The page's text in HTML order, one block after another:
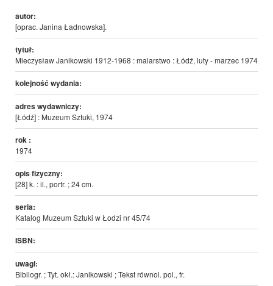
autor:
[oprac. Janina Ładnowska].
tytuł:
Mieczysław Janikowski 1912-1968 : malarstwo : Łódź, luty - marzec 1974
kolejność wydania:
adres wydawniczy:
[Łódź] : Muzeum Sztuki, 1974
rok :
1974
opis fizyczny:
[28] k. : il., portr. ; 24 cm.
seria:
Katalog Muzeum Sztuki w Łodzi nr 45/74
ISBN:
uwagi:
Bibliogr. ; Tyt. okł.: Janikowski ; Tekst równol. pol., fr.